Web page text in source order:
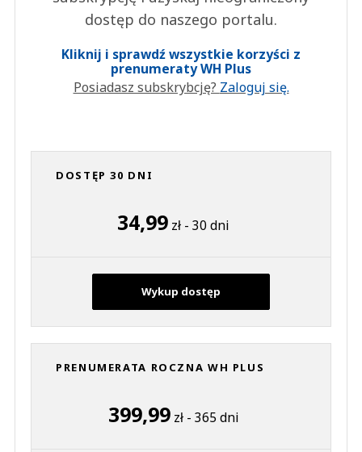
dostęp do naszego portalu.
Kliknij i sprawdź wszystkie korzyści z
prenumeraty WH Plus
Posiadasz subskrybcję? Zaloguj się.
DOSTĘP 30 DNI
34,99 zł - 30 dni
Wykup dostęp
PRENUMERATA ROCZNA WH PLUS
399,99zł - 365 dni